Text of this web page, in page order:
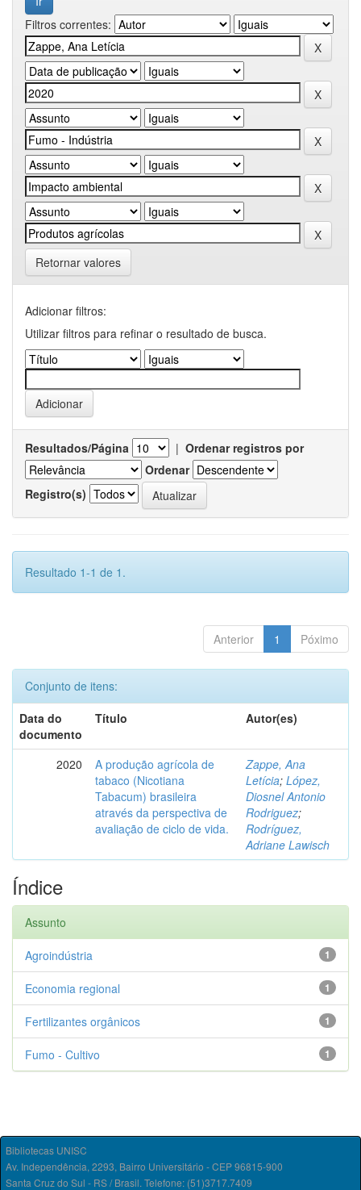
Filtros correntes:
Retornar valores
Adicionar filtros:
Utilizar filtros para refinar o resultado de busca.
Resultados/Página | Ordenar registros por
Ordenar
Registro(s)
Resultado 1-1 de 1.
Anterior 1 Póximo
Conjunto de itens:
Data do
documento
Título Autor(es)
2020
A produção agrícola de
tabaco (Nicotiana
Tabacum) brasileira
através da perspectiva de
avaliação de ciclo de vida.
Zappe, Ana
Letícia; López,
Diosnel Antonio
Rodriguez;
Rodríguez,
Adriane Lawisch
Índice
Assunto
1
Agroindústria
1
Economia regional
1
Fertilizantes orgânicos
1
Fumo - Cultivo
Bibliotecas UNISC
Av. Independência, 2293, Bairro Universitário - CEP 96815-900
Santa Cruz do Sul - RS / Brasil. Telefone: (51)3717.7409